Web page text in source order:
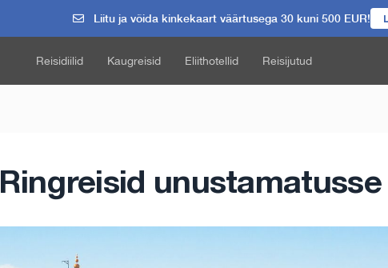
Liitu ja võida kinkekaart väärtusega 30 kuni 500 EUR!
Reisidiilid Kaugreisid Eliithotellid Reisijutud
Ringreisid